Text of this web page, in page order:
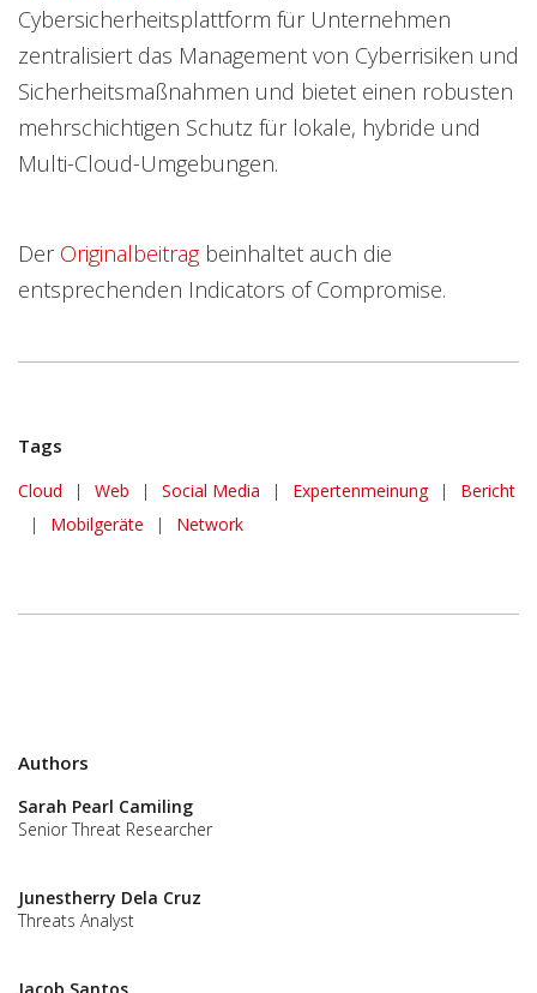
Cybersicherheitsplattform für Unternehmen
zentralisiert das Management von Cyberrisiken und
Sicherheitsmaßnahmen und bietet einen robusten
mehrschichtigen Schutz für lokale, hybride und
Multi-Cloud-Umgebungen.
Der Originalbeitragbeinhaltet auch die
entsprechenden Indicators of Compromise.
Tags
Cloud | Web | Social Media | Expertenmeinung |
Bericht
|
Mobilgeräte | Network
Authors
Sarah Pearl Camiling
Senior Threat Researcher
Junestherry Dela Cruz
Threats Analyst